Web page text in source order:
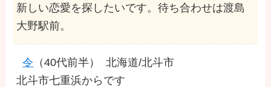
新しい恋愛を探したいです。待ち合わせは渡島
大野駅前。
令 （40代前半）
北海道/北斗市
北斗市七重浜からです